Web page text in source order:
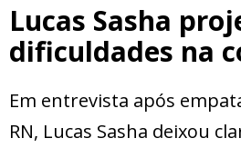
Lucas Sasha
dificuldades na
Em entrevista após
RN, Lucas Sasha deixou